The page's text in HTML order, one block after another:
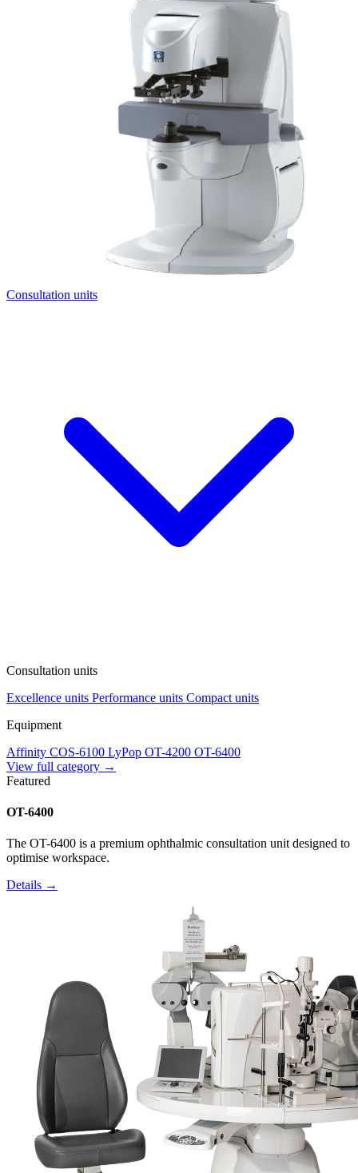
Consultation units
Consultation units
Excellence units Performance units Compact units
Equipment
Affinity COS-6100 LyPop OT-4200 OT-6400
View full category →
Featured
OT-6400
The OT-6400 is a premium ophthalmic consultation unit designed to
optimise workspace.
Details →